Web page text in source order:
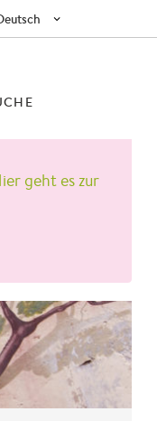
geht es zur